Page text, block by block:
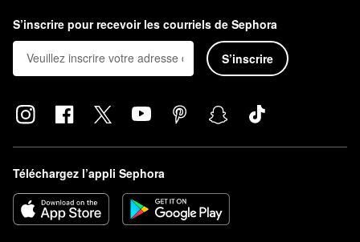
S’inscrire pour recevoir les courriels de Sephora
S’inscrire
Téléchargez l’appli Sephora